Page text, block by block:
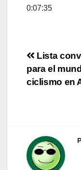
0:07:35
de
Lista
para el
ciclismo en